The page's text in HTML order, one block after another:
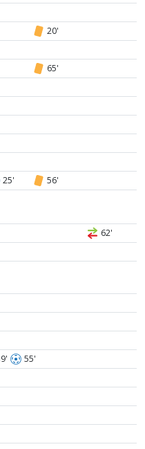
20'
65'
25' 56'
62'
55'